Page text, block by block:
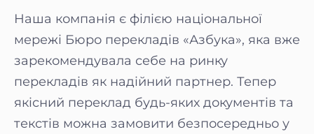
Наша компанія є філією національної
мережі Бюро перекладів «Азбука», яка вже
зарекомендувала себе на ринку
перекладів як надійний партнер. Тепер
якісний переклад будь-яких документів та
текстів можна замовити безпосередньо у